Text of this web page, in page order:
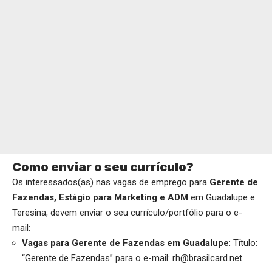
Como enviar o seu currículo?
Os interessados(as) nas vagas de emprego para Gerente de
Fazendas, Estágio para Marketing e ADM em Guadalupe e
Teresina, devem enviar o seu currículo/portfólio para o e-
mail:
Vagas para Gerente de Fazendas em Guadalupe: Título:
“Gerente de Fazendas” para o e-mail: rh@brasilcard.net.